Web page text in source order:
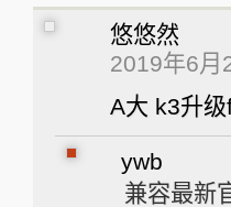
悠悠然
2019年6月
A大 k3升
ywb
兼容最新